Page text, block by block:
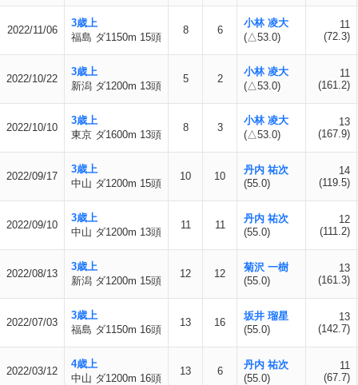
2022/11/06
3歳上
福島 ダ1150m 15頭
8 6
小林 凌大
(△53.0)
11
(72.3)
2022/10/22
3歳上
新潟 ダ1200m 13頭
5 2
小林 凌大
(△53.0)
11
(161.2)
2022/10/10
3歳上
東京 ダ1600m 13頭
8 3
小林 凌大
(△53.0)
13
(167.9)
2022/09/17
3歳上
中山 ダ1200m 15頭
10 10
丹内 祐次
(55.0)
14
(119.5)
2022/09/10
3歳上
中山 ダ1200m 13頭
11 11
丹内 祐次
(55.0)
12
(111.2)
2022/08/13
3歳上
新潟 ダ1200m 15頭
12 12
菊沢 一樹
(55.0)
13
(161.3)
2022/07/03
3歳上
福島 ダ1150m 16頭
13 16
坂井 瑠星
(55.0)
13
(142.7)
2022/03/12
4歳上
中山 ダ1200m 16頭
13 6
丹内 祐次
(55.0)
11
(67.7)